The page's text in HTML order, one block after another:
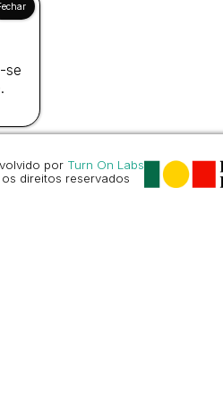
por Turn On Labs
direitos reservados
se